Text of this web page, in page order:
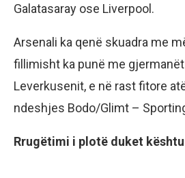
Galatasaray ose Liverpool.
Arsenali ka qenë skuadra me
fillimisht ka punë me
Leverkusenit, e në rast fitore
ndeshjes Bodo/Glimt –
Rrugëtimi i plotë duket